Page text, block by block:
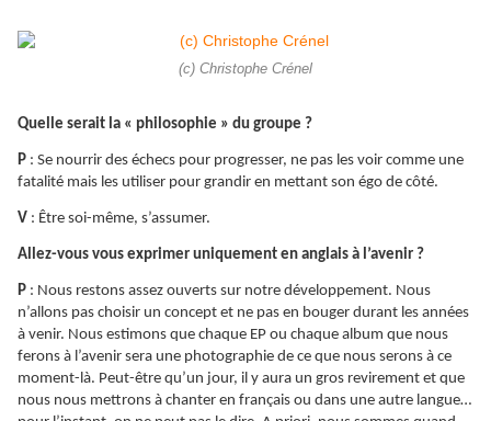
(c) Christophe Crénel
Quelle serait la « philosophie » du groupe ?
P : Se nourrir des échecs pour progresser, ne pas les voir comme une
fatalité mais les utiliser pour grandir en mettant son égo de côté.
V : Être soi-même, s’assumer.
Allez-vous vous exprimer uniquement en anglais à l’avenir ?
P : Nous restons assez ouverts sur notre développement. Nous
n’allons pas choisir un concept et ne pas en bouger durant les années
à venir. Nous estimons que chaque EP ou chaque album que nous
ferons à l’avenir sera une photographie de ce que nous serons à ce
moment-là. Peut-être qu’un jour, il y aura un gros revirement et que
nous nous mettrons à chanter en français ou dans une autre langue…